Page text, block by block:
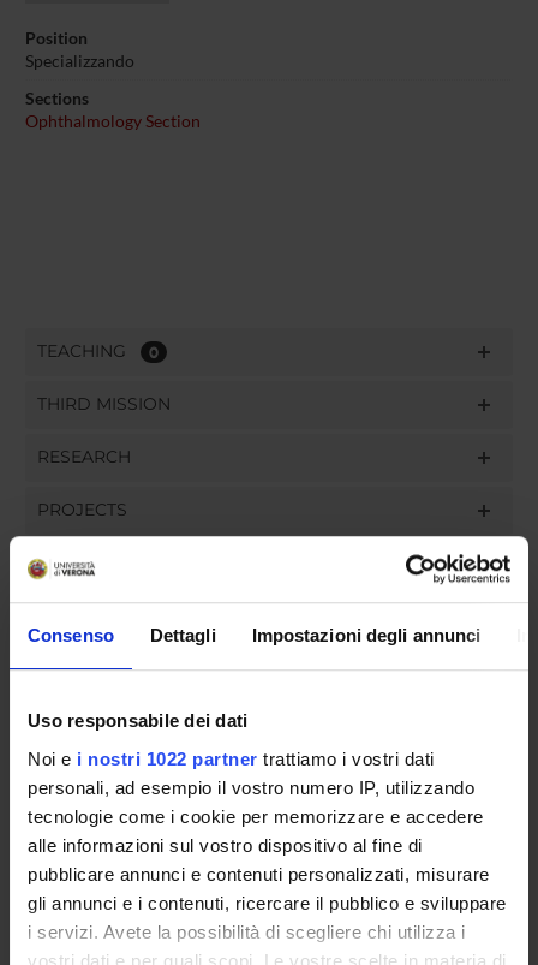
Consenso Dettagli Impostazioni degli annunci
Uso responsabile dei dati
Noi e i nostri 1022 partner trattiamo i vostri dati
personali, ad esempio il vostro numero IP, utilizzando
tecnologie come i cookie per memorizzare e accedere
alle informazioni sul vostro dispositivo al fine di
pubblicare annunci e contenuti personalizzati, misurare
gli annunci e i contenuti, ricercare il pubblico e sviluppare
i servizi. Avete la possibilità di scegliere chi utilizza i
vostri dati e per quali scopi. Le vostre scelte in materia di
Position
Specializzando
Sections
Ophthalmology Section
TEACHING 0
THIRD MISSION
RESEARCH
PROJECTS
ASSIGNMENTS
COMMITTEES
DEPARTMENT ADMINISTRATION OFFICES
STUDENT ADMINISTRATION OFFICES